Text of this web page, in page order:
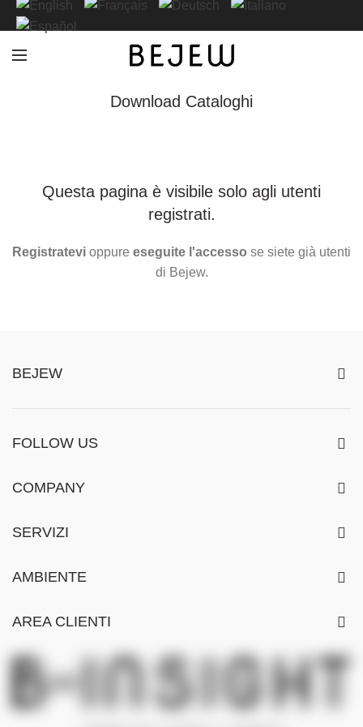
Download Cataloghi
Questa pagina è visibile solo agli utenti
registrati.
Registratevi oppure eseguite l'accesso se siete già utenti
di Bejew.
BEJEW
FOLLOW US
COMPANY
SERVIZI
AMBIENTE
AREA CLIENTI